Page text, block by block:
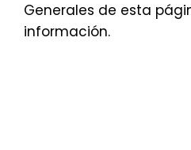
Generales de esta
información.